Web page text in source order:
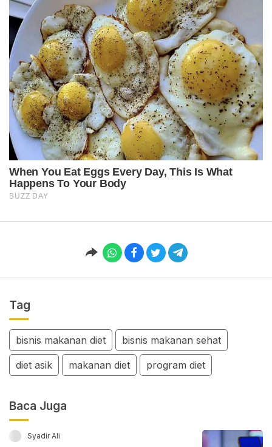
Tag
bisnis makanan diet bisnis makanan sehat
diet asik makanan diet program diet
Baca Juga
Syadir Ali